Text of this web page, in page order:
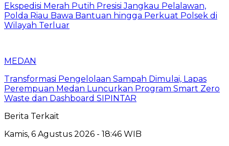
Ekspedisi Merah Putih Presisi Jangkau Pelalawan,
Polda Riau Bawa Bantuan hingga Perkuat Polsek di
Wilayah Terluar
MEDAN
Transformasi Pengelolaan Sampah Dimulai, Lapas
Perempuan Medan Luncurkan Program Smart Zero
Waste dan Dashboard SIPINTAR
Berita Terkait
Kamis, 6 Agustus 2026 - 18:46 WIB